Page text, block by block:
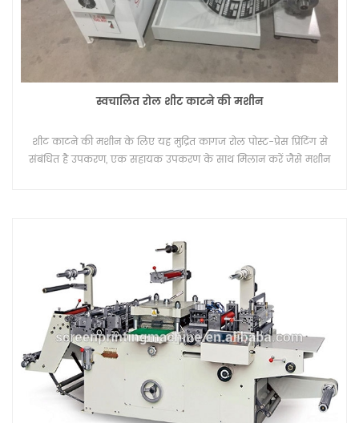
स्वचालित रोल शीट काटने की मशीन
शीट काटने की मशीन के लिए यह मुद्रित कागज रोल पोस्ट-प्रेस प्रिंटिंग से
संबंधित है उपकरण, एक सहायक उपकरण के साथ मिलान करें जैसे मशीन